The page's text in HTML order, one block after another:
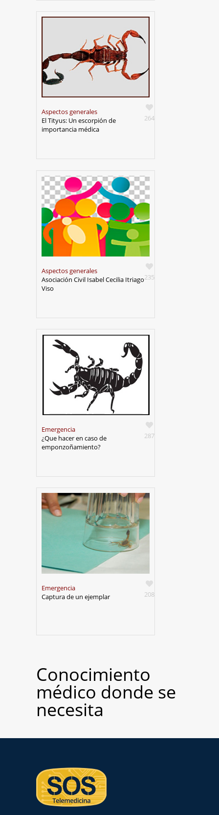
Aspectos generales
El Tityus: Un escorpión de
importancia médica
264
Aspectos generales
Asociación Civil Isabel Cecilia Itriago
Viso
235
Emergencia
¿Que hacer en caso de
emponzoñamiento?
287
Emergencia
Captura de un ejemplar
208
Conocimiento
médico donde se
necesita